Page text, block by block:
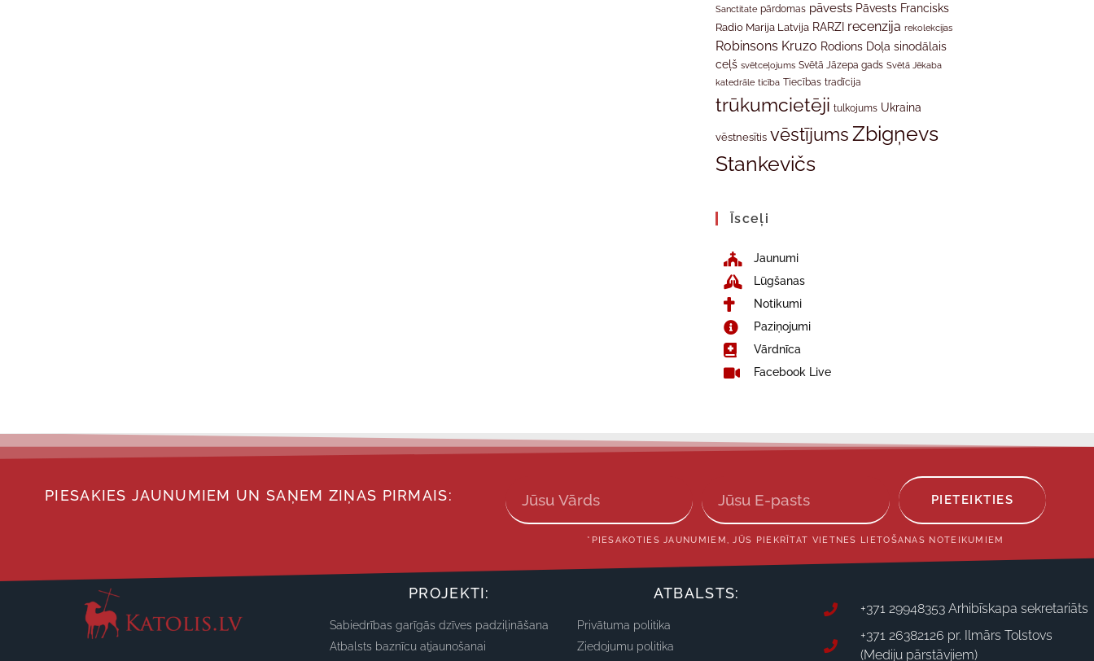
Sanctitate pārdomas pāvests Pāvests Francisks
Radio Marija Latvija RARZI recenzija rekolekcijas
Robinsons Kruzo Rodions Doļa sinodālais
ceļš svētceļojums Svētā Jāzepa gads Svētā Jēkaba
katedrāle ticība Tiecības tradīcija
trūkumcietēji tulkojums Ukraina
vēstnesītis vēstījumsZbigņevs
Stankevičs
Īsceļi
Jaunumi
Lūgšanas
Notikumi
Paziņojumi
Vārdnīca
Facebook Live
PIESAKIES JAUNUMIEM UN SAŅEM ZIŅAS PIRMAIS: PIETEIKTIES
*PIESAKOTIES JAUNUMIEM, JŪS PIEKRĪTAT VIETNES LIETOŠANAS NOTEIKUMIEM
PROJEKTI:
Sabiedrības garīgās dzīves padziļināšana
Atbalsts baznīcu atjaunošanai
ATBALSTS:
Privātuma politika
Ziedojumu politika
+371 29948353 Arhibīskapa sekretariāts
+371 26382126 pr. Ilmārs Tolstovs
(Mediju pārstāvjiem)